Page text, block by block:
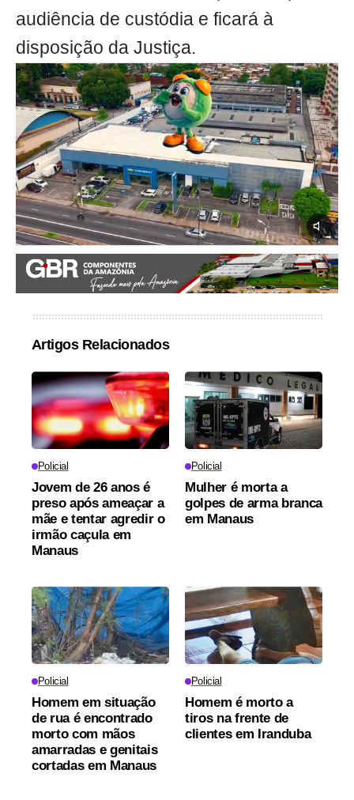
audiência de custódia e ficará à
disposição da Justiça.
Artigos Relacionados
Policial
Jovem de 26 anos é
preso após ameaçar a
mãe e tentar agredir o
irmão caçula em
Manaus
Policial
Mulher é morta a
golpes de arma branca
em Manaus
Policial
Homem em situação
de rua é encontrado
morto com mãos
amarradas e genitais
cortadas em Manaus
Policial
Homem é morto a
tiros na frente de
clientes em Iranduba